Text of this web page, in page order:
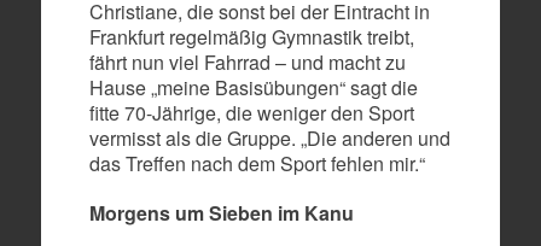
Christiane, die sonst bei der Eintracht in
Frankfurt regelmäßig Gymnastik treibt,
fährt nun viel Fahrrad – und macht zu
Hause „meine Basisübungen“ sagt die
fitte 70-Jährige, die weniger den Sport
vermisst als die Gruppe. „Die anderen und
das Treffen nach dem Sport fehlen mir.“
Morgens um Sieben im Kanu